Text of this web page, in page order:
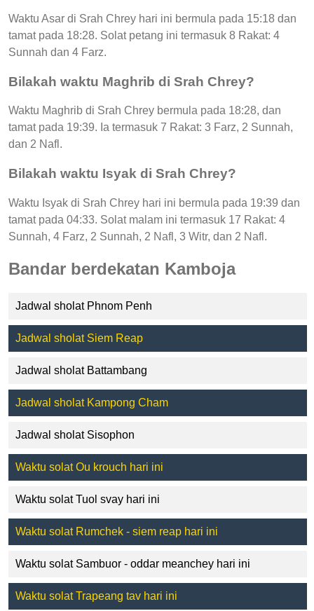
Waktu Asar di Srah Chrey hari ini bermula pada 15:18 dan
tamat pada 18:28. Solat petang ini termasuk 8 Rakat: 4
Sunnah dan 4 Farz.
Bilakah waktu Maghrib di Srah Chrey?
Waktu Maghrib di Srah Chrey bermula pada 18:28, dan
tamat pada 19:39. Ia termasuk 7 Rakat: 3 Farz, 2 Sunnah,
dan 2 Nafl.
Bilakah waktu Isyak di Srah Chrey?
Waktu Isyak di Srah Chrey hari ini bermula pada 19:39 dan
tamat pada 04:33. Solat malam ini termasuk 17 Rakat: 4
Sunnah, 4 Farz, 2 Sunnah, 2 Nafl, 3 Witr, dan 2 Nafl.
Bandar berdekatan Kamboja
Jadwal sholat Phnom Penh
Jadwal sholat Siem Reap
Jadwal sholat Battambang
Jadwal sholat Kampong Cham
Jadwal sholat Sisophon
Waktu solat Ou krouch hari ini
Waktu solat Tuol svay hari ini
Waktu solat Rumchek - siem reap hari ini
Waktu solat Sambuor - oddar meanchey hari ini
Waktu solat Trapeang tav hari ini